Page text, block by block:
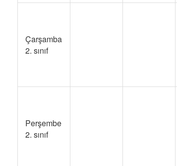
Çarşamba
2. sınıf
Perşembe
2. sınıf